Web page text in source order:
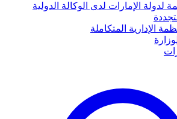
لدولة الإمارات لدى الوكالة الدولية
الإدارية المتكاملة